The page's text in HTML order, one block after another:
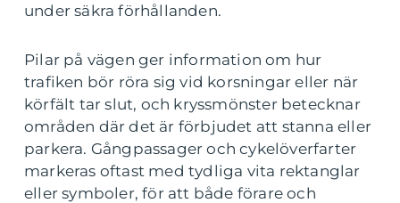
under säkra förhållanden.
Pilar på vägen ger information om hur
trafiken bör röra sig vid korsningar eller när
körfält tar slut, och kryssmönster betecknar
områden där det är förbjudet att stanna eller
parkera. Gångpassager och cykelöverfarter
markeras oftast med tydliga vita rektanglar
eller symboler, för att både förare och